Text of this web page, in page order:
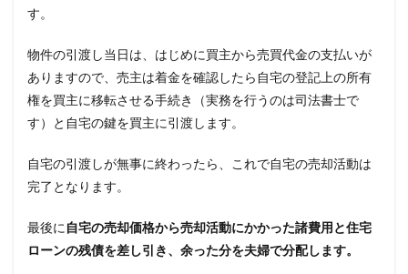
す。
物件の引渡し当日は、はじめに買主から売買代金の支払いが
ありますので、売主は着金を確認したら自宅の登記上の所有
権を買主に移転させる手続き（実務を行うのは司法書士で
す）と自宅の鍵を買主に引渡します。
自宅の引渡しが無事に終わったら、これで自宅の売却活動は
完了となります。
最後に 自宅の売却価格から売却活動にかかった諸費用と住宅
ローンの残債を差し引き、余った分を夫婦で分配します。